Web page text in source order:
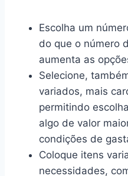
Escolha um
do que o número
aumenta as
Selecione,
variados, mais
permitindo
algo de valor
condições de
Coloque itens
necessidades,